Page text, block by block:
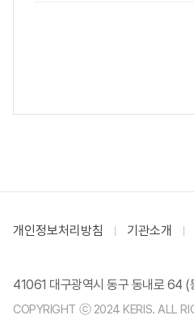
개인정보처리방침 기관소개
41061 대구광역시 동구 동내로 64
COPYRIGHT ⓒ 2024 KERIS. ALL